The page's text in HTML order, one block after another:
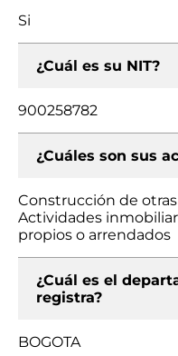
Si
¿Cuál es su NIT?
900258782
¿Cuáles son sus
Construcción de
Actividades
propios o arrendados
¿Cuál es el
registra?
BOGOTA